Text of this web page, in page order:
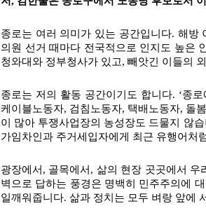
종로는 여러 의미가 있는 공간입니다. 해방
의원 선거 때마다 전국적으로 인지도 높은
청와대와 정부청사가 있고, 빼앗긴 이들의
종로는 저의 활동 공간이기도 합니다. ‘종
케이블노동자, 검침노동자, 택배노동자, 돌
이 많아 투쟁사업장의 농성장도 드물지 않
가임차인과 주거세입자에게 최근 유행어처
광장에서, 골목에서, 삶의 현장 곳곳에서
벽으로 답하는 풍경은 명백히 민주주의에
일깨워줍니다. 삶과 정치는 모두 벼랑 앞에